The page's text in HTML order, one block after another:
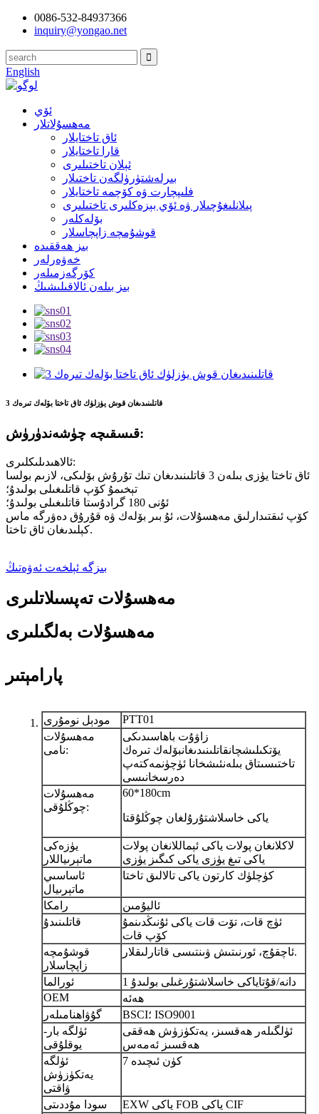
0086-532-84937366
inquiry@yongao.net
English
ئۆي
مەھسۇلاتلار
ئاق تاختايلار
قارا تاختايلار
ئېلان تاختىلىرى
بىرلەشتۈرۈلگەن تاختىلار
فلىپچارت ۋە كۆچمە تاختايلار
پىلانلىغۇچىلار ۋە ئۆي بېزەكلىرى تاختىلىرى
بۆلەكلەر
قوشۇمچە زاپچاسلار
بىز ھەققىدە
خەۋەرلەر
كۆرگەزمىلەر
بىز بىلەن ئالاقىلىشىڭ
3 قاتلىنىدىغان قوش يۈزلۈك ئاق تاختا بۆلەك تىرەك
قىسقىچە چۈشەندۈرۈش:
ئالاھىدىلىكلىرى:
ئاق تاختا يۈزى بىلەن 3 قاتلىنىدىغان تىك تۇرۇش بۆلىكى، لازىم بولسا
تېخىمۇ كۆپ قاتلىغىلى بولىدۇ؛
ئۇنى 180 گرادۇستا قاتلىغىلى بولىدۇ؛
كۆپ ئىقتىدارلىق مەھسۇلات، ئۇ بىر بۆلەك ۋە قۇرۇق دەۋرگە ماس
كېلىدىغان ئاق تاختا.
بىزگە ئېلخەت ئەۋەتىڭ
مەھسۇلات تەپسىلاتلىرى
مەھسۇلات بەلگىلىرى
پارامېتىر
مودېل نومۇرى
PTT01
مەھسۇلات
نامى:
زاۋۇت باھاسىدىكى
يۆتكىلىشچانقاتلىنىدىغانبۆلەك تىرەك
تاختىسىتاق بىلەنئىشخانا ئۈچۈنمەكتەپ
دەرسخانىسى
مەھسۇلات
چوڭلۇقى:
60*180cm
ياكى خاسلاشتۇرۇلغان چوڭلۇقتا
يۈزەكى
ماتېرىياللار
لاكلانغان پولات ياكى ئېماللانغان پولات
ياكى تىغ يۈزى ياكى كىگىز يۈزى
ئاساسىي
ماتېرىيال
كۈچلۈك كارتون ياكى تالالىق تاختا
رامكا
ئاليۇمىن
قاتلىنىدۇ
ئۈچ قات، تۆت قات ياكى ئۇنىڭدىنمۇ
كۆپ قات
قوشۇمچە
زاپچاسلار
ئاچقۇچ، ئورنىتىش ۋىنتىسى قاتارلىقلار.
ئورالما 1 دانە/قۇتاياكى خاسلاشتۇرغىلى بولىدۇ
OEM
ھەئە
گۇۋاھنامىلەر
BSCI؛ ISO9001
ئۈلگە بار-
يوقلۇقى
ئۈلگىلەر ھەقسىز، يەتكۈزۈش ھەققى
ھەقسىز ئەمەس
ئۈلگە
يەتكۈزۈش
ۋاقتى
7 كۈن ئىچىدە
سودا مۇددىتى
EXW ياكى FOB ياكى CIF